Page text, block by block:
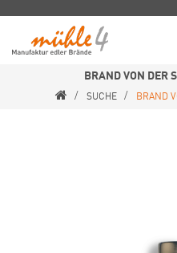
BRAND VON DER
SUCHE BRAND